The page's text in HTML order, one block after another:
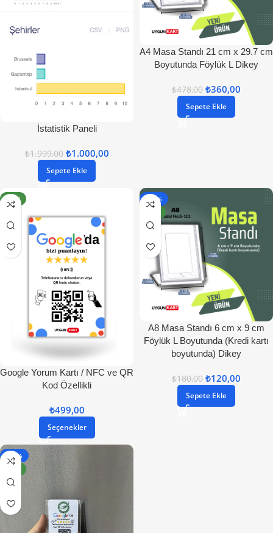
İstatistik Paneli
₺1.999,00 ₺1.000,00
Sepete Ekle
A4 Masa Standı 21 cm x 29.7 cm
Boyutunda Föylük L Dikey
₺478,00 ₺360,00
Sepete Ekle
YENI
Google Yorum Kartı / NFC ve QR
Kod Özellikli
₺499,00
Seçenekler
- 33%
A8 Masa Standı 6 cm x 9 cm
Föylük L Boyutunda (Kredi kartı
boyutunda) Dikey
₺180,00 ₺120,00
Sepete Ekle
- 31%